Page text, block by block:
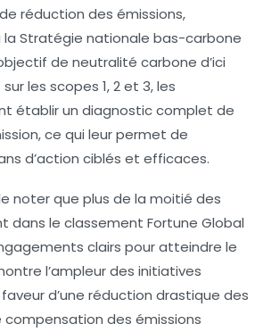
réduction des émissions,
la Stratégie nationale bas-carbone
de neutralité carbone d’ici
les scopes 1, 2 et 3, les
établir un diagnostic complet de
ce qui leur permet de
d’action ciblés et efficaces.
noter que plus de la moitié des
dans le classement Fortune Global
clairs pour atteindre le
l’ampleur des initiatives
d’une réduction drastique des
compensation des émissions